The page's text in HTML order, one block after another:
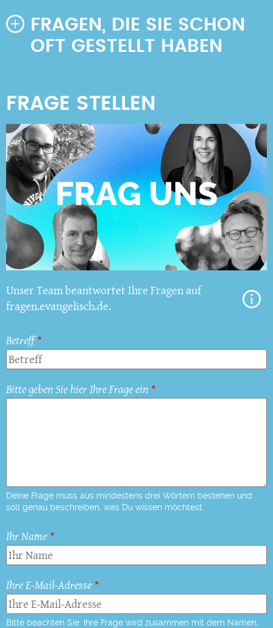
FRAGEN, DIE SIE SCHON
OFT GESTELLT HABEN
Unser Team beantwortet Ihre Fragen auf
fragen.evangelisch.de.
Betreff
Bitte geben Sie hier Ihre Frage ein
Deine Frage muss aus mindestens drei Wörtern bestehen und
soll genau beschreiben, was Du wissen möchtest.
Ihr Name
Ihre E-Mail-Adresse
Bitte beachten Sie: Ihre Frage wird zusammen mit dem Namen,